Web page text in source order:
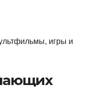
игры и